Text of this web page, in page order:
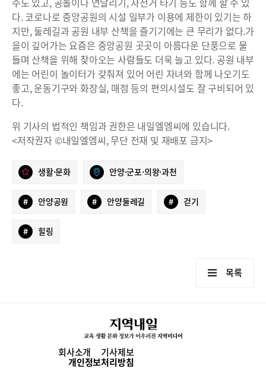
다. 코로나로 중앙공원의 시설 일부가 이용에 제한이 있기는 하
지만, 둘레길과 공원 내부 산책을 즐기기에는 큰 무리가 없다.가
을이 깊어가는 요즘은 중앙공원 곳곳이 아름다운 단풍으로 물
들며 산책을 위해 찾아오는 사람들도 더욱 늘고 있다. 공원 내부
에는 어린이 놀이터가 갖춰져 있어 어린 자녀와 함께 나오기도
좋고, 운동기구와 화장실, 매점 등의 편의시설도 잘 구비되어 있
다.
위 기사의 법적인 책임과 권한은 내일엘엠씨에 있습니다.
<저작권자 ©내일엘엠씨, 무단 전재 및 재배포 금지>
생활·문화 안양·군포·의왕·과천
# 안양공원 # 안양둘레길 # 걷기
# 힐링
목록
회사소개 기사제보
개인정보처리방침